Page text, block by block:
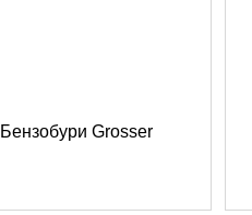
Бензобури Grosser